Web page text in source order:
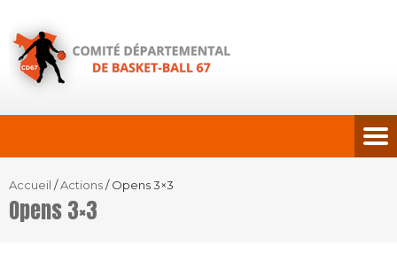
Accueil /Actions/Opens 3×3
Opens 3×3